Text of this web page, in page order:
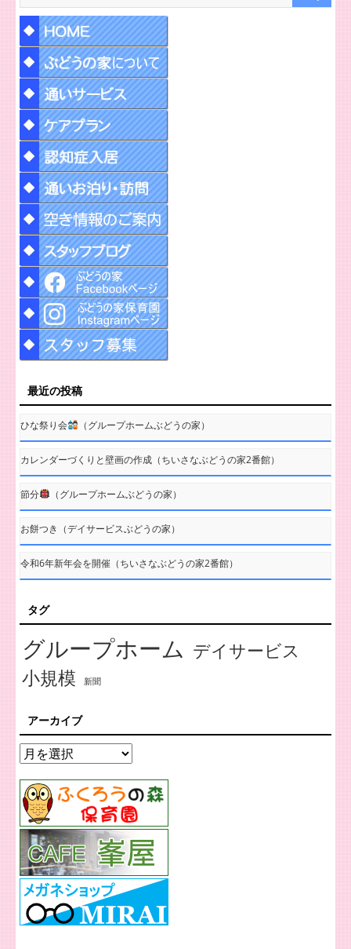
最近の投稿
ひな祭り会 （グループホームぶどうの家）
カレンダーづくりと壁画の作成（ちいさなぶどうの家2番館）
節分 （グループホームぶどうの家）
お餅つき（デイサービスぶどうの家）
令和6年新年会を開催（ちいさなぶどうの家2番館）
タグ
グループホーム デイサービス
小規模 新聞
アーカイブ